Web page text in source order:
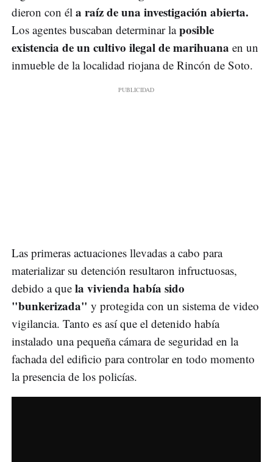
dieron con él a raíz de una investigación abierta.
Los agentes buscaban determinar laposible
existencia de un cultivo ilegal de marihuana en un
inmueble de la localidad riojana de Rincón de Soto.
Las primeras actuaciones llevadas a cabo para
materializar su detención resultaron infructuosas,
debido a que la vivienda había sido
"bunkerizada" y protegida con un sistema de video
vigilancia. Tanto es así que el detenido había
instalado una pequeña cámara de seguridad en la
fachada del edificio para controlar en todo momento
la presencia de los policías.